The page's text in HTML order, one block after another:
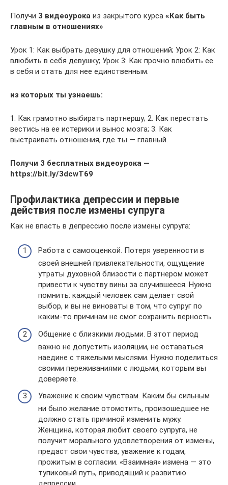
Получи 3 видеоурока из закрытого курса «Как быть
главным в отношениях»
Урок 1: Как выбрать девушку для отношений; Урок 2: Как
влюбить в себя девушку; Урок 3: Как прочно влюбить ее
в себя и стать для нее единственным.
из которых ты узнаешь:
1. Как грамотно выбирать партнершу; 2. Как перестать
вестись на ее истерики и вынос мозга; 3. Как
выстраивать отношения, где ты — главный.
Получи 3 бесплатных видеоурока —
https://bit.ly/3dcwT69
Профилактика депрессии и первые
действия после измены супруга
Как не впасть в депрессию после измены супруга:
Работа с самооценкой. Потеря уверенности в
своей внешней привлекательности, ощущение
утраты духовной близости с партнером может
привести к чувству вины за случившееся. Нужно
помнить: каждый человек сам делает свой
выбор, и вы не виноваты в том, что супруг по
каким-то причинам не смог сохранить верность.
Общение с близкими людьми. В этот период
важно не допустить изоляции, не оставаться
наедине с тяжелыми мыслями. Нужно поделиться
своими переживаниями с людьми, которым вы
доверяете.
Уважение к своим чувствам. Каким бы сильным
ни было желание отомстить, произошедшее не
должно стать причиной изменить мужу.
Женщина, которая любит своего супруга, не
получит морального удовлетворения от измены,
предаст свои чувства, уважение к годам,
прожитым в согласии. «Взаимная» измена — это
тупиковый путь, приводящий к развитию